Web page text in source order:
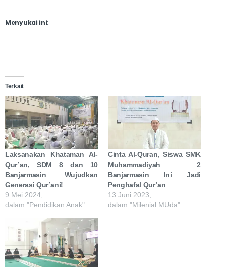
Menyukai ini:
Terkait
Laksanakan Khataman Al-
Qur’an, SDM 8 dan 10
Banjarmasin Wujudkan
Generasi Qur’ani!
9 Mei 2024,
dalam "Pendidikan Anak"
Cinta Al-Quran, Siswa SMK
Muhammadiyah 2
Banjarmasin Ini Jadi
Penghafal Qur’an
13 Juni 2023,
dalam "Milenial MUda"